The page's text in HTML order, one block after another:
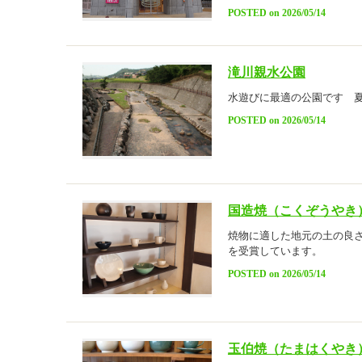
POSTED on 2026/05/14
滝川親水公園
水遊びに最適の公園です
POSTED on 2026/05/14
国造焼（こくぞうやき
焼物に適した地元の土の良
を受賞しています。
POSTED on 2026/05/14
玉伯焼（たまはくやき